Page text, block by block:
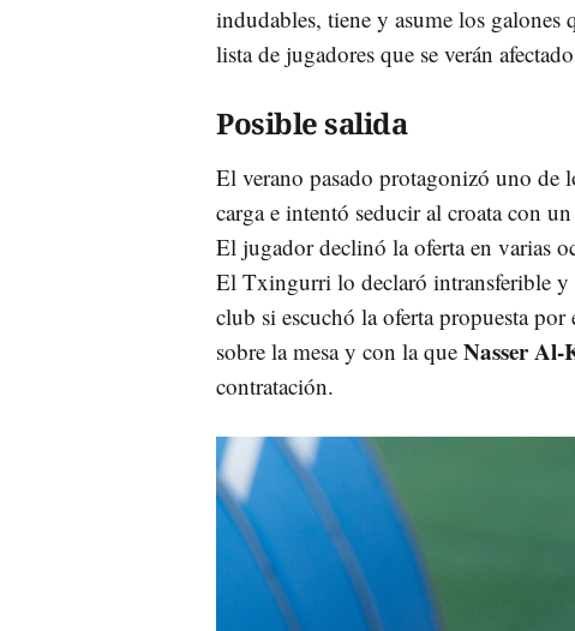
indudables, tiene y asume los galones
lista de jugadores que se verán
Posible salida
El verano pasado protagonizó uno de
carga e intentó seducir al croata con
El jugador declinó la oferta en varias
El Txingurri lo declaró intransferible
club si escuchó la oferta propuesta
sobre la mesa y con la que Nasser Al-
contratación.